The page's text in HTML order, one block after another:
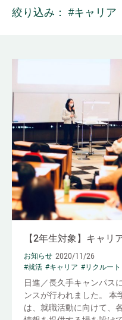
絞り込み： #キャリア
【2年生対象】キャリ
お知らせ 2020/11/26
#就活 #キャリア #リクルート
日進／長久手キャンパス
ンスが行われました。 本
は、就職活動に向けて、